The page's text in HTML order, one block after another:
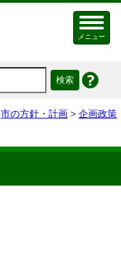
メニュー
市の方針・計画 > 企画政策